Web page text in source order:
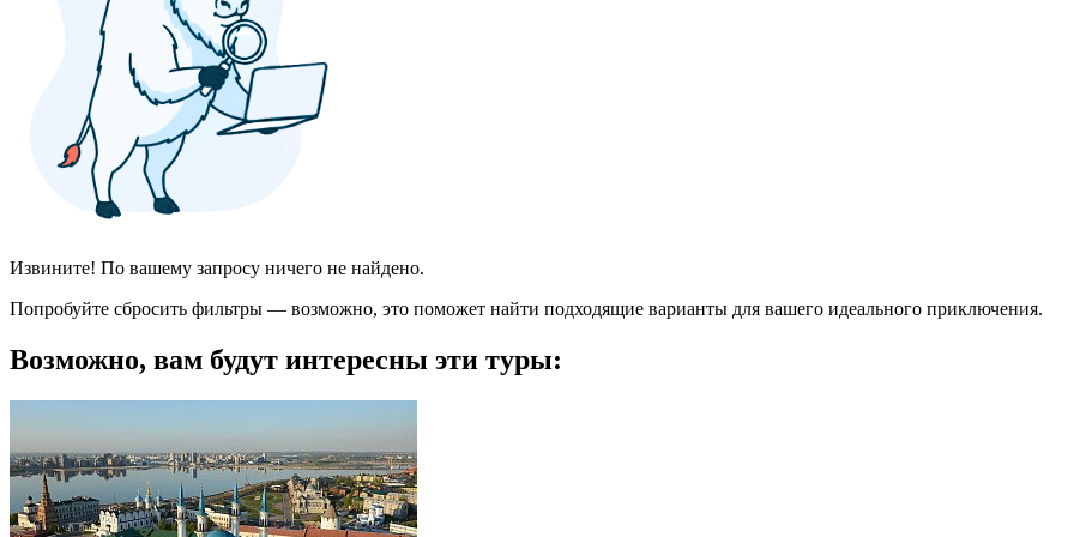
Извините! По вашему запросу ничего не найдено.
Попробуйте сбросить фильтры — возможно, это поможет найти подходящие варианты для вашего идеального приключения.
Возможно, вам будут интересны эти туры: